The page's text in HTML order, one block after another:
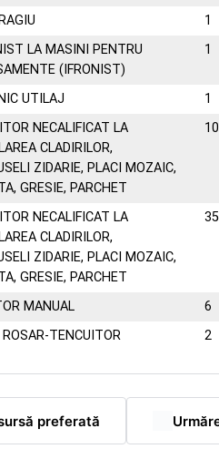
1
LA MASINI PENTRU
(IFRONIST)
1
UTILAJ
1
NECALIFICAT LA
CLADIRILOR,
ZIDARIE, PLACI MOZAIC,
GRESIE, PARCHET
10
NECALIFICAT LA
CLADIRILOR,
ZIDARIE, PLACI MOZAIC,
GRESIE, PARCHET
35
MANUAL 6
ROSAR-TENCUITOR 2
preferată